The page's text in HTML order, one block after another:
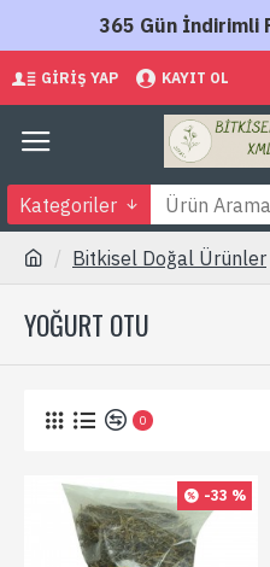
365 Gün İndirimli
GIRIŞ YAP KAYIT OL
Kategoriler
Bitkisel Doğal Ürünler
YOĞURT OTU
0
-33 %